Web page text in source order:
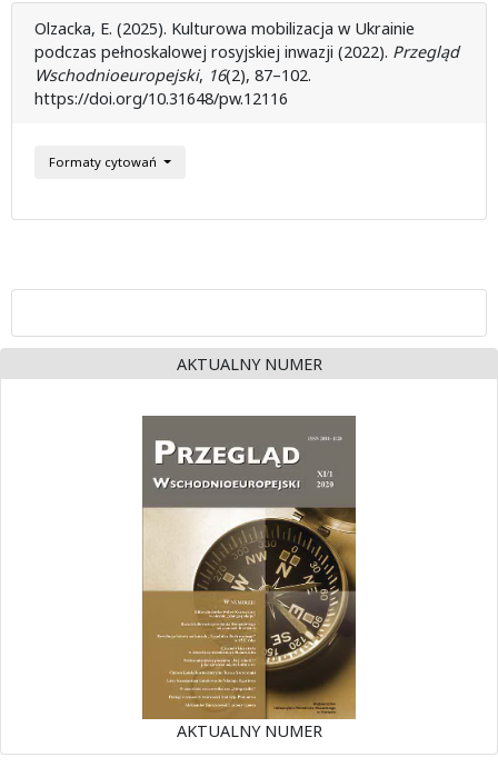
Olzacka, E. (2025). Kulturowa mobilizacja w Ukrainie
podczas pełnoskalowej rosyjskiej inwazji (2022). Przegląd
Wschodnioeuropejski, 16(2), 87–102.
https://doi.org/10.31648/pw.12116
Formaty cytowań
AKTUALNY NUMER
AKTUALNY NUMER